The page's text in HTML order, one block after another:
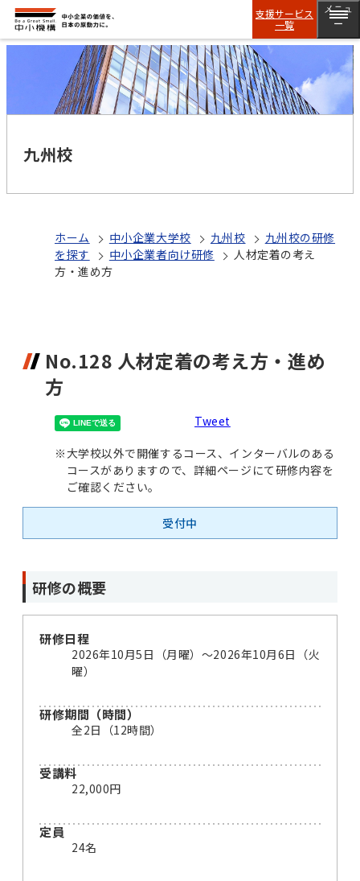
支援サービス
一覧
メニュ
ー
九州校
ホーム 中小企業大学校 九州校
九州校の研修
を探す
中小企業者向け研修
人材定着の考え
方・進め方
No.128 人材定着の考え方・進め
方
Tweet
※大学校以外で開催するコース、インターバルのある
コースがありますので、詳細ページにて研修内容を
ご確認ください。
受付中
研修の概要
研修日程
2026年10月5日（月曜）〜2026年10月6日（火
曜）
研修期間（時間）
全2日（12時間）
受講料
22,000円
定員
24名